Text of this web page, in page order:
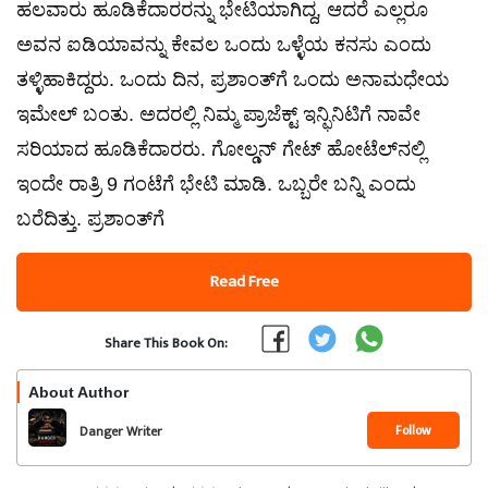
ಹಲವಾರು ಹೂಡಿಕೆದಾರರನ್ನು ಭೇಟಿಯಾಗಿದ್ದ, ಆದರೆ ಎಲ್ಲರೂ
ಅವನ ಐಡಿಯಾವನ್ನು ಕೇವಲ ಒಂದು ಒಳ್ಳೆಯ ಕನಸು ಎಂದು
ತಳ್ಳಿಹಾಕಿದ್ದರು. ಒಂದು ದಿನ, ಪ್ರಶಾಂತ್‌ಗೆ ಒಂದು ಅನಾಮಧೇಯ
ಇಮೇಲ್ ಬಂತು. ಅದರಲ್ಲಿ ನಿಮ್ಮ ಪ್ರಾಜೆಕ್ಟ್ ಇನ್ಫಿನಿಟಿಗೆ ನಾವೇ
ಸರಿಯಾದ ಹೂಡಿಕೆದಾರರು. ಗೋಲ್ಡನ್ ಗೇಟ್ ಹೋಟೆಲ್‌ನಲ್ಲಿ
ಇಂದೇ ರಾತ್ರಿ 9 ಗಂಟೆಗೆ ಭೇಟಿ ಮಾಡಿ. ಒಬ್ಬರೇ ಬನ್ನಿ ಎಂದು
ಬರೆದಿತ್ತು. ಪ್ರಶಾಂತ್‌ಗೆ
Read Free
Share This Book On:
About Author
Danger Writer Follow